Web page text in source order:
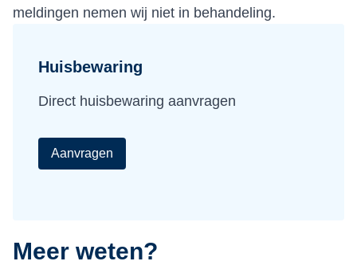
meldingen nemen wij niet in behandeling.
Huisbewaring
Direct huisbewaring aanvragen
Aanvragen
Meer weten?